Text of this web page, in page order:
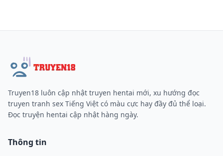
Truyen18 luôn cập nhật truyen hentai mới, xu hướng đọc
truyen tranh sex Tiếng Việt có màu cực hay đầy đủ thể loại.
Đọc truyện hentai cập nhật hàng ngày.
Thông tin